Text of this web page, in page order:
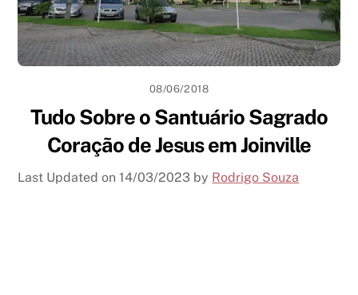
08/06/2018
Tudo Sobre o Santuário Sagrado
Coração de Jesus em Joinville
Last Updated on14/03/2023 by Rodrigo Souza